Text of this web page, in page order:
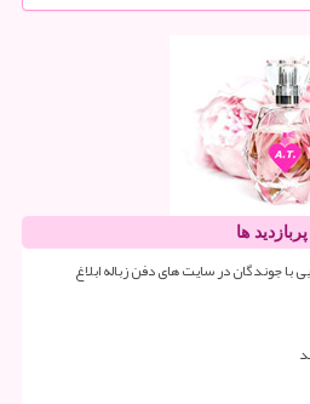
پربازدید ها
با جوندگان در سایت های دفن زباله ابلاغ